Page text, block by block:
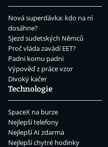
Nová superdávka: kdo na ní
dosáhne?
Sjezd sudetských Němců
Proč vláda zavádí EET?
Padni komu padni
Výpověď z práce vzor
Divoký kačer
Technologie
SpaceX na burze
Nejlepší telefony
Nejlepší AI zdarma
Nejlepší chytré hodinky